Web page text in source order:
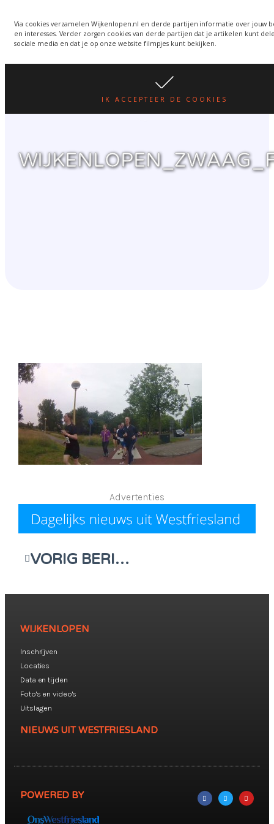
Via cookies verzamelen Wijkenlopen.nl en derde partijen informatie over jouw
en interesses. Verder zorgen cookies van derde partijen dat je artikelen kunt
sociale media en dat je op onze website filmpjes kunt bekijken.
IK ACCEPTEER DE COOKIES
wordt een week verplaatst
i.v.m. warmte. lees hier
WIJKENLOPEN.NL
Advertenties
VORIG BERICHT
WIJKENLOPEN
Inschrijven
Locaties
Data en tijden
Foto's en video's
Uitslagen
NIEUWS UIT WESTFRIESLAND
POWERED BY